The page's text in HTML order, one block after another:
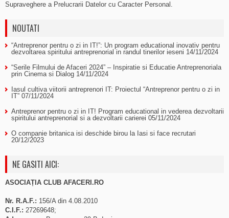
Supraveghere a Prelucrarii Datelor cu Caracter Personal.
NOUTATI
“Antreprenor pentru o zi in IT!”: Un program educational inovativ pentru
dezvoltarea spiritului antreprenorial in randul tinerilor ieseni 14/11/2024
“Serile Filmului de Afaceri 2024” – Inspiratie si Educatie Antreprenoriala
prin Cinema si Dialog 14/11/2024
Iasul cultiva viitorii antreprenori IT: Proiectul “Antreprenor pentru o zi in
IT” 07/11/2024
Antreprenor pentru o zi in IT! Program educational in vederea dezvoltarii
spiritului antreprenorial si a dezvoltarii carierei 05/11/2024
O companie britanica isi deschide birou la Iasi si face recrutari
20/12/2023
NE GASITI AICI:
ASOCIAȚIA CLUB AFACERI.RO
Nr. R.A.F.: 156/A din 4.08.2010
C.I.F.: 27269648;